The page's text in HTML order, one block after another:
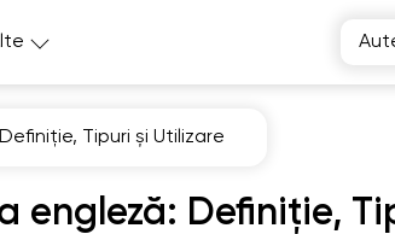
Tipuri și Utilizare
engleză: Definiție,